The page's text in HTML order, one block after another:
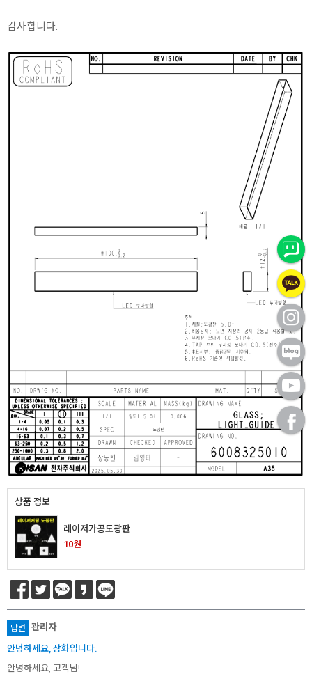
* 본 이미지는 프레임 사이즈 계산을 위한 샘플 이미지입니다.
* 가로(W) X 세로(H) / 기재 사이즈 단위 mm 프레임 사이즈 자
동 계산하기(이미지 출력 / 보이는 화면)
1. 프레임 전면폭 선택
3. 이미지 출력 사이즈
4. 보이는 화면 사이즈
감사합니다.
상품 정보
레이저가공도광판
10원
답변 관리자
안녕하세요, 삼화입니다.
안녕하세요, 고객님!